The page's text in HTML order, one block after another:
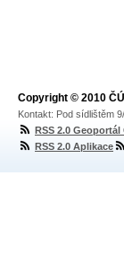
Copyright © 2010
Kontakt: Pod sídlištěm
RSS 2.0 Geoportál
RSS 2.0 Aplikace